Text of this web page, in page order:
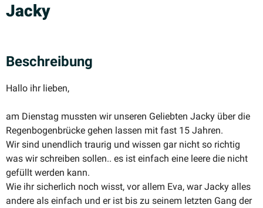
Jacky
Beschreibung
Hallo ihr lieben,
am Dienstag mussten wir unseren Geliebten Jacky über die
Regen­bo­gen­brücke gehen lassen mit fast 15 Jahren.
Wir sind unendlich traurig und wissen gar nicht so richtig
was wir schreiben sollen.. es ist einfach eine leere die nicht
gefüllt werden kann.
Wie ihr sicherlich noch wisst, vor allem Eva, war Jacky alles
andere als einfach und er ist bis zu seinem letzten Gang der